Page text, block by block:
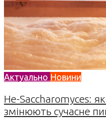
Актуально Новини
Не-Saccharomyces:
змінюють сучасне